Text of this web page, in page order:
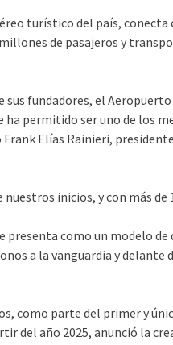
turístico del país, conecta
de pasajeros y
fundadores, el
permitido ser uno de los
Elías Rainieri,
nuestros inicios, y con más
presenta como un modelo
a la vanguardia y delante
como parte del primer y
del año 2025, anunció la